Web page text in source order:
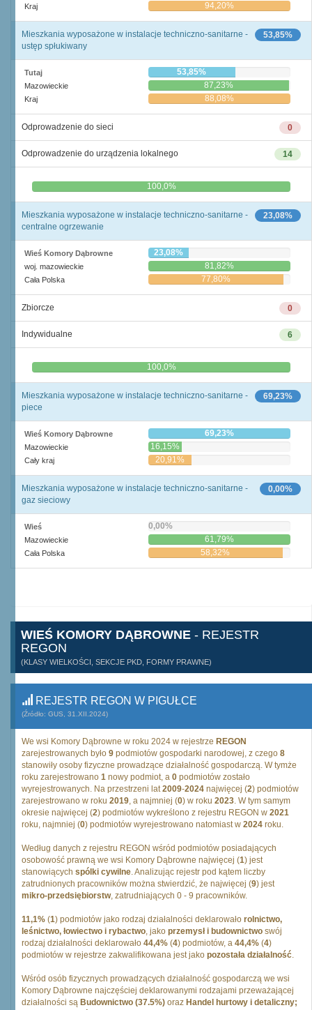
Kraj 94,20%
53,85%
Mieszkania wyposażone w instalacje techniczno-sanitarne -
ustęp spłukiwany
Tutaj 53,85%
Mazowieckie 87,23%
Kraj 88,08%
0
Odprowadzenie do sieci
14
Odprowadzenie do urządzenia lokalnego
0,0% 100,0%
23,08%
Mieszkania wyposażone w instalacje techniczno-sanitarne -
centralne ogrzewanie
Wieś Komory Dąbrowne 23,08%
woj. mazowieckie 81,82%
Cała Polska 77,80%
0
Zbiorcze
6
Indywidualne
0,0% 100,0%
69,23%
Mieszkania wyposażone w instalacje techniczno-sanitarne -
piece
Wieś Komory Dąbrowne 69,23%
Mazowieckie 16,15%
Cały kraj 20,91%
0,00%
Mieszkania wyposażone w instalacje techniczno-sanitarne -
gaz sieciowy
Wieś 0,00%
Mazowieckie 61,79%
Cała Polska 58,32%
WIEŚ KOMORY DĄBROWNE - REJESTR
REGON
(KLASY WIELKOŚCI, SEKCJE PKD, FORMY PRAWNE)
REJESTR REGON W PIGUŁCE
(Źródło: GUS, 31.XII.2024)
We wsi Komory Dąbrowne w roku 2024 w rejestrze REGON
zarejestrowanych było 9 podmiotów gospodarki narodowej, z czego 8
stanowiły osoby fizyczne prowadzące działalność gospodarczą. W tymże
roku zarejestrowano 1 nowy podmiot, a 0 podmiotów zostało
wyrejestrowanych. Na przestrzeni lat2009-2024 najwięcej (2) podmiotów
zarejestrowano w roku 2019, a najmniej (0) w roku 2023. W tym samym
okresie najwięcej (2) podmiotów wykreślono z rejestru REGON w 2021
roku, najmniej (0) podmiotów wyrejestrowano natomiast w 2024 roku.
Według danych z rejestru REGON wśród podmiotów posiadających
osobowość prawną we wsi Komory Dąbrowne najwięcej (1) jest
stanowiących spólki cywilne. Analizując rejestr pod kątem liczby
zatrudnionych pracowników można stwierdzić, że najwięcej (9) jest
mikro-przedsiębiorstw, zatrudniających 0 - 9 pracowników.
11,1% (1) podmiotów jako rodzaj działalności deklarowało rolnictwo,
leśnictwo, łowiectwo i rybactwo, jako przemysł i budownictwo swój
rodzaj działalności deklarowało 44,4% (4) podmiotów, a 44,4% (4)
podmiotów w rejestrze zakwalifikowana jest jako pozostała działalność.
Wśród osób fizycznych prowadzących działalność gospodarczą we wsi
Komory Dąbrowne najczęściej deklarowanymi rodzajami przeważającej
działalności są Budownictwo (37.5%) oraz Handel hurtowy i detaliczny;